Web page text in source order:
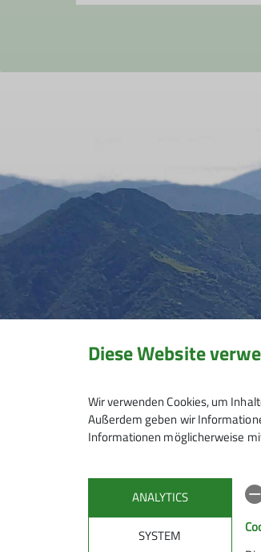
Diese Website
Wir verwenden Cookies, um
Außerdem geben wir
Informationen möglicherweise
ANALYTICS
SYSTEM